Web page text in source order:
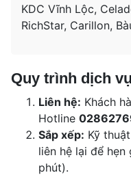
KDC Vĩnh Lộc,
RichStar, Carillon,
Quy trình dịch
Liên hệ: Khách
Hotline
Sắp xếp: Kỹ
liên hệ lại để
phút).